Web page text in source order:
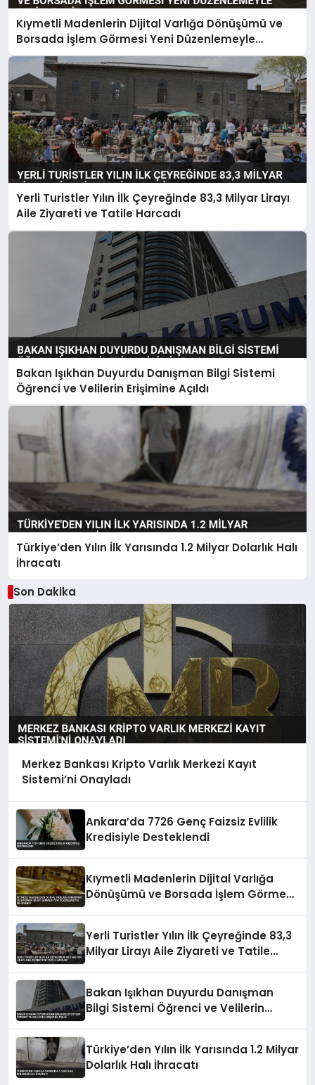
Kıymetli Madenlerin Dijital Varlığa Dönüşümü ve
Borsada İşlem Görmesi Yeni Düzenlemeyle
Belirlendi
Yerli Turistler Yılın İlk Çeyreğinde 83,3 Milyar Lirayı
Aile Ziyareti ve Tatile Harcadı
Bakan Işıkhan Duyurdu Danışman Bilgi Sistemi
Öğrenci ve Velilerin Erişimine Açıldı
Türkiye’den Yılın İlk Yarısında 1.2 Milyar Dolarlık Halı
İhracatı
Son Dakika
Merkez Bankası Kripto Varlık Merkezi Kayıt
Sistemi’ni Onayladı
Ankara’da 7726 Genç Faizsiz Evlilik
Kredisiyle Desteklendi
Kıymetli Madenlerin Dijital Varlığa
Dönüşümü ve Borsada İşlem Görmesi
Yerli Turistler Yılın İlk Çeyreğinde 83,3
Milyar Lirayı Aile Ziyareti ve Tatile
Bakan Işıkhan Duyurdu Danışman
Bilgi Sistemi Öğrenci ve Velilerin
Türkiye’den Yılın İlk Yarısında 1.2 Milyar
Dolarlık Halı İhracatı